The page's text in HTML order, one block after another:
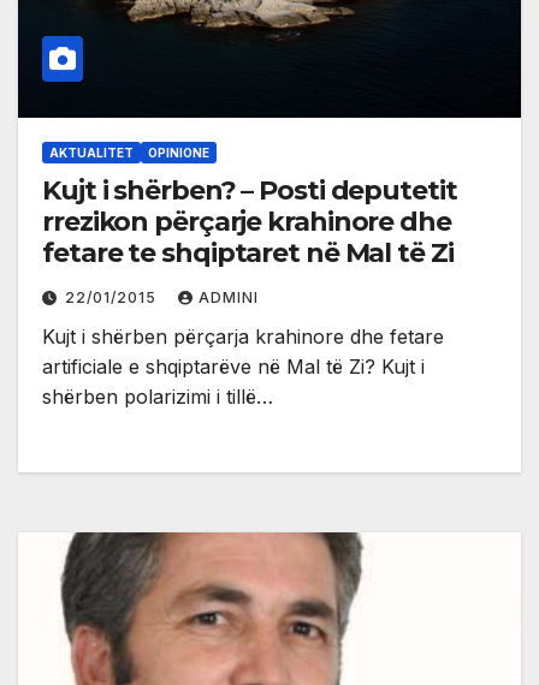
AKTUALITET OPINIONE
Kujt i shërben? – Posti deputetit
rrezikon përçarje krahinore dhe
fetare te shqiptaret në Mal të Zi
22/01/2015 ADMINI
Kujt i shërben përçarja krahinore dhe fetare
artificiale e shqiptarëve në Mal të Zi? Kujt i
shërben polarizimi i tillë…